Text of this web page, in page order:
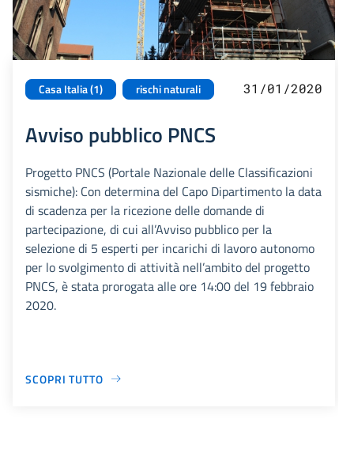
Casa Italia (1) rischi naturali 31/01/2020
Avviso pubblico PNCS
Progetto PNCS (Portale Nazionale delle Classificazioni
sismiche): Con determina del Capo Dipartimento la data
di scadenza per la ricezione delle domande di
partecipazione, di cui all’Avviso pubblico per la
selezione di 5 esperti per incarichi di lavoro autonomo
per lo svolgimento di attività nell’ambito del progetto
PNCS, è stata prorogata alle ore 14:00 del 19 febbraio
2020.
SCOPRI TUTTO